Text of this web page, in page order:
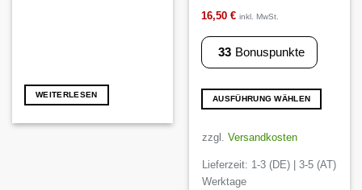
WEITERLESEN
16,50 € inkl. MwSt.
33 Bonuspunkte
AUSFÜHRUNG WÄHLEN
Produkt
mehrere
Varianten
zzgl. Versandkosten
Lieferzeit: 1-3 (DE) | 3-5 (AT)
Werktage